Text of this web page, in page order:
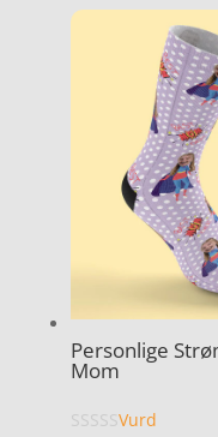
Personlige
Mom
Vurd